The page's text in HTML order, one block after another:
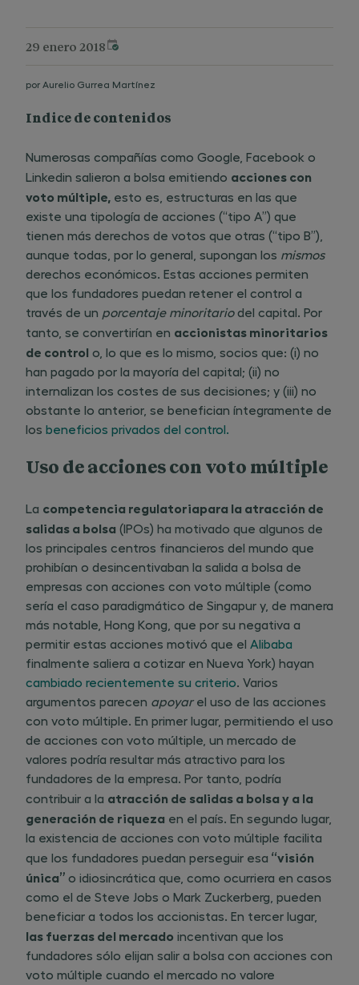
29 enero 2018
por Aurelio Gurrea Martínez
Indice de contenidos
Numerosas compañías como Google, Facebook o
Linkedin salieron a bolsa emitiendo ​ acciones con
voto múltiple, esto es, estructuras en las que
existe una tipología de acciones (“tipo A”) que
tienen más derechos de votos que otras (“tipo B”),
aunque todas, por lo general, supongan los mismos
derechos económicos. Estas acciones permiten
que los fundadores puedan retener el control a
través de un porcentaje minoritariodel capital. Por
tanto, se convertirían en ​ accionistas minoritarios
de control o, lo que es lo mismo, socios que: (i) no
han pagado por la mayoría del capital; (ii) no
internalizan los costes de sus decisiones; y (iii) no
obstante lo anterior, se benefician íntegramente de
los beneficios privados del control.
Uso de acciones con voto múltiple
La ​ competencia regulatoriapara la atracción de
salidas a bolsa (IPOs) ha motivado que algunos de
los principales centros financieros del mundo que
prohibían o desincentivaban la salida a bolsa de
empresas con acciones con voto múltiple (como
sería el caso paradigmático de Singapur y, de manera
más notable, Hong Kong, que por su negativa a
permitir estas acciones motivó que el Alibaba
finalmente saliera a cotizar en Nueva York) hayan
cambiado recientemente su criterio. Varios
argumentos parecen apoyarel uso de las acciones
con voto múltiple. En primer lugar, permitiendo el uso
de acciones con voto múltiple, un mercado de
valores podría resultar más atractivo para los
fundadores de la empresa. Por tanto, podría
contribuir a la ​ atracción de salidas a bolsa y a la
generación de riqueza en el país. En segundo lugar,
la existencia de acciones con voto múltiple facilita
que los fundadores puedan perseguir esa​ “visión
única” o idiosincrática que, como ocurriera en casos
como el de Steve Jobs o Mark Zuckerberg, pueden
beneficiar a todos los accionistas. En tercer lugar, ​
las fuerzas del mercado incentivan que los
fundadores sólo elijan salir a bolsa con acciones con
voto múltiple cuando el mercado no valore